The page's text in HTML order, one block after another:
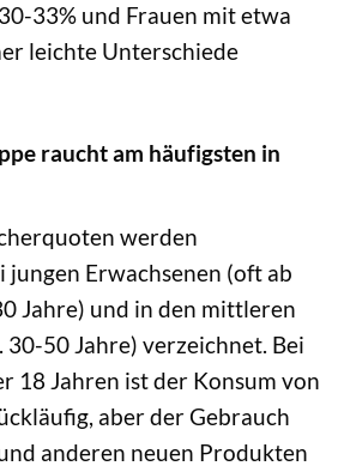
33% und Frauen mit etwa
leichte Unterschiede
raucht am häufigsten in
werden
jungen Erwachsenen (oft ab
Jahre) und in den mittleren
30-50 Jahre) verzeichnet. Bei
18 Jahren ist der Konsum von
aber der Gebrauch
anderen neuen Produkten